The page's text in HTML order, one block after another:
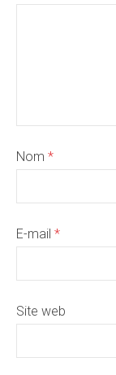
Nom *
E-mail *
Site web